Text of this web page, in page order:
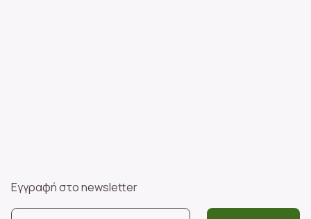
Εγγραφή στο newsletter